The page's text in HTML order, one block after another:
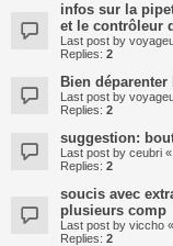
infos sur la
et le contrôleur
Last post by
Replies: 2
Bien
Last post by
Replies: 2
suggestion:
Last post by ceubri «
Replies: 2
soucis avec
plusieurs comp
Last post by viccho «
Replies: 2